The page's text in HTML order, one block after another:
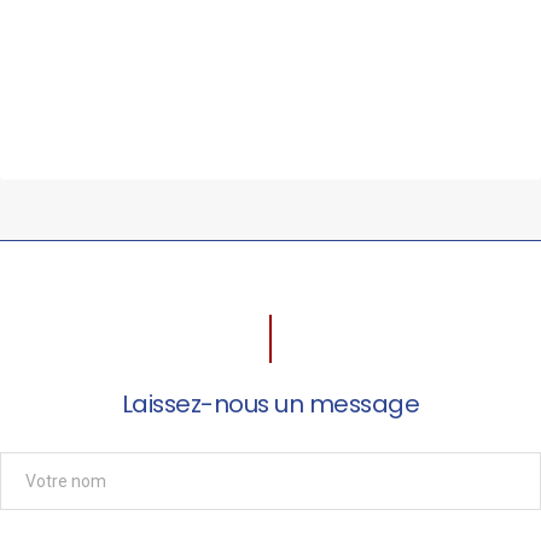
Laissez-nous un message